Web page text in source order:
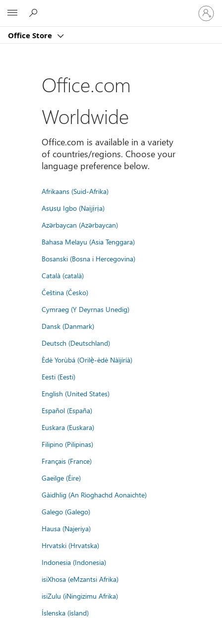
Office Store
Sign
in
to
account
Office.com
Worldwide
Office.com is available in a variety
of countries/regions. Choose your
language preference below.
Afrikaans (Suid-Afrika)
Asụsụ Igbo (Naịjịrịa)
Azərbaycan (Azərbaycan)
Bahasa Melayu (Asia Tenggara)
Bosanski (Bosna i Hercegovina)
Català (català)
Čeština (Česko)
Cymraeg (Y Deyrnas Unedig)
Dansk (Danmark)
Deutsch (Deutschland)
Èdè Yorùbá (Orilẹ̀-èdè Nàìjíríà)
Eesti (Eesti)
English (United States)
Español (España)
Euskara (Euskara)
Filipino (Pilipinas)
Français (France)
Gaeilge (Éire)
Gàidhlig (An Rìoghachd Aonaichte)
Galego (Galego)
Hausa (Najeriya)
Hrvatski (Hrvatska)
Indonesia (Indonesia)
isiXhosa (eMzantsi Afrika)
isiZulu (iNingizimu Afrika)
Íslenska (ísland)